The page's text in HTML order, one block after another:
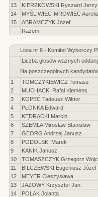
13
KIERZKOWSKI Ryszard Jerzy
14
MYŚLIWIEC-MROWIEC
15
ABRAMCZYK Józef
Razem
Lista nr 8 - Komitet Wyborczy
Liczba głosów ważnych
Na poszczególnych
1
TOMCZYKIEWICZ Tomasz
2
MUCHACKI Rafał Klemens
3
KOPEĆ Tadeusz Wiktor
4
PŁONKA Edward
5
KĘDRACKI Marcin
6
SZEMLA Mirosław Stanisław
7
GEORG Andrzej Janusz
8
PODOLSKI Marek
9
KANIK Janusz
10
TOMASZCZYK Grzegorz
11
BILCZEWSKI Eugeniusz Józef
12
MEYER Cieszysława
13
JAZOWY Krzysztof Jan
14
POLAK Jolanta